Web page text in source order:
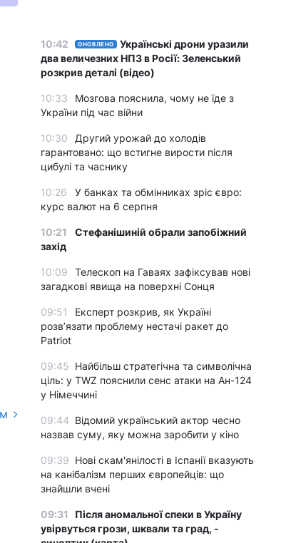
10:42 ОНОВЛЕНО
Українські дрони уразили
два величезних НПЗ в Росії: Зеленський
розкрив деталі (відео)
10:33
Мозгова пояснила, чому не їде з
України під час війни
10:30
Другий урожай до холодів
гарантовано: що встигне вирости після
цибулі та часнику
10:26
У банках та обмінниках зріс євро:
курс валют на 6 серпня
10:21
Стефанішиній обрали запобіжний
захід
10:09
Телескоп на Гаваях зафіксував нові
загадкові явища на поверхні Сонця
09:51
Експерт розкрив, як Україні
розвʼязати проблему нестачі ракет до
Patriot
09:45 Найбільш стратегічна та символічна
ціль: у TWZ пояснили сенс атаки на Ан-124
у Німеччині
09:44 Відомий український актор чесно
назвав суму, яку можна заробити у кіно
09:39 Нові скам'янілості в Іспанії вказують
на канібалізм перших європейців: що
знайшли вчені
09:31
Після аномальної спеки в Україну
увірвуться грози, шквали та град, -